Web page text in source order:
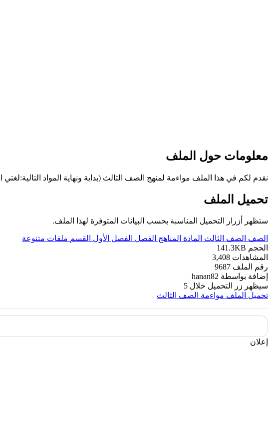
معلومات حول الملف
نقدم لكم في هذا الملف مواءمة لمنهج الصف الثالث (بداية ونهاية المواد التالية:لغتي
تحميل الملف
ستظهر أزرار التحميل المناسبة بحسب البيانات المتوفرة لهذا الملف.
الصف الصف الثالث المادة المناهج الفصل الفصل الأول القسم ملفات متنوعة
الحجم 141.3KB
المشاهدات 3,408
رقم الملف 9687
إضافة بواسطة hanan82
سيظهر زر التحميل خلال 5
تحميل الملف مواءمة الصف الثالث
إعلان